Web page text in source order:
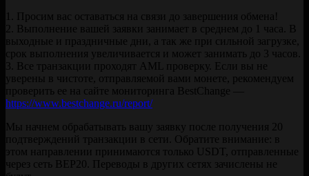
1. Просим вас оставаться на связи до завершения обмена!
2. Выполнение вашей заявки занимает в среднем до 1 часа. В
выходные и праздничные дни, а так же при сильной загрузке,
срок выполнения увеличивается и может занимать до 3 часов.
3. Все транзакции проходят AML проверку. Если вы не
уверены в чистоте, отправляемой вами монете, рекомендуем
проверить ее на сайте мониторинга BestChange —
https://www.bestchange.ru/report/
Мы начнем обрабатывать вашу заявку после получения 20
подтверждений транзакции в сети. Обратите внимание: в
этом направлении принимаются только USDT, отправленные
через сеть BEP20. Переводы в других сетях зачислены не